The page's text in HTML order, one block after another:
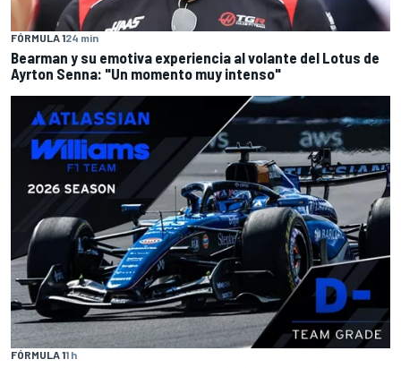
FÓRMULA 124 min
Bearman y su emotiva experiencia al volante del Lotus de
Ayrton Senna: "Un momento muy intenso"
FÓRMULA 11 h